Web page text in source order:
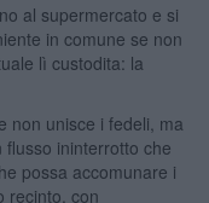
al supermercato e si
in comune se non
lì custodita: la
non unisce i fedeli, ma
ininterrotto che
possa accomunare i
recinto, con